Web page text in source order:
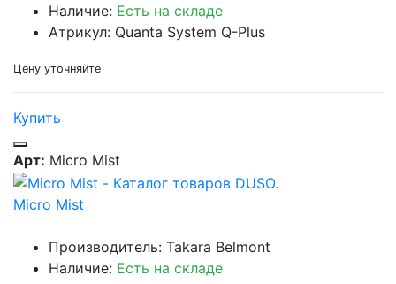
Наличие: Есть на складе
Атрикул: Quanta System Q-Plus
Цену уточняйте
Купить
Арт: Micro Mist
Micro Mist
Производитель: Takara Belmont
Наличие: Есть на складе